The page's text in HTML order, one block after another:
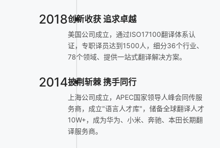
2018创新收获 追求卓越
美国公司成立，通过ISO17100翻译体系认
证，专职译员达到1500人，细分36个行业、
78个领域、提供一站式翻译解决方案。
2014披荆斩棘 携手同行
上海公司成立，APEC国家领导人峰会同传服
务商，成立"语言人才库"，储备全球翻译人才
10W+，成为华为、小米、奔驰、本田长期翻
译服务商。